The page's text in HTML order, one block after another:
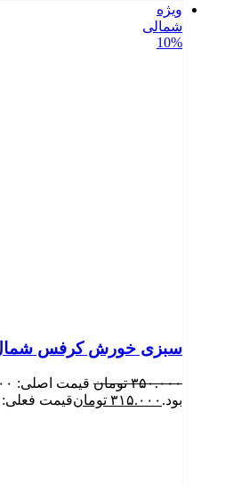
ویژه
شمالی
10%
سبزی خورش کرفس شمال ۵۰۰
۳۵۰.۰۰۰ تومان
بود. ۳۱۵.۰۰۰ تومانقیمت فعلی: ۳۱۵.۰۰۰ تومان.